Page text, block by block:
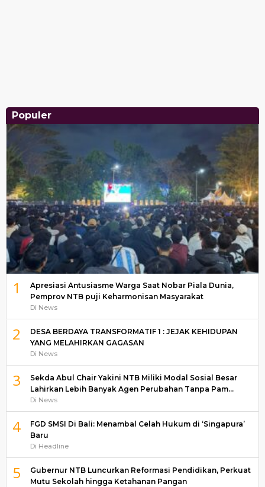
Populer
1
Apresiasi Antusiasme Warga Saat Nobar Piala Dunia,
Pemprov NTB puji Keharmonisan Masyarakat
Di News
2
DESA BERDAYA TRANSFORMATIF 1 : JEJAK KEHIDUPAN
YANG MELAHIRKAN GAGASAN
Di News
3
Sekda Abul Chair Yakini NTB Miliki Modal Sosial Besar
Lahirkan Lebih Banyak Agen Perubahan Tanpa Pam…
Di News
4
FGD SMSI Di Bali: Menambal Celah Hukum di ‘Singapura’
Baru
Di Headline
5
Gubernur NTB Luncurkan Reformasi Pendidikan, Perkuat
Mutu Sekolah hingga Ketahanan Pangan